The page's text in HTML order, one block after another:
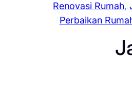
Renovasi Rumah,
Perbaikan